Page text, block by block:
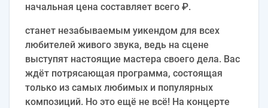
начальная цена составляет всего ₽.
станет незабываемым уикендом для всех
любителей живого звука, ведь на сцене
выступят настоящие мастера своего дела. Вас
ждёт потрясающая программа, состоящая
только из самых любимых и популярных
композиций. Но это ещё не всё! На концерте